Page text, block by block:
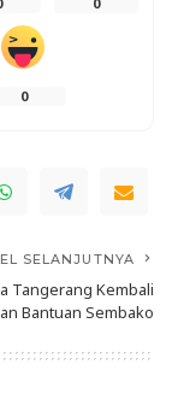
0
SELANJUTNYA
Tangerang Kembali
Bantuan Sembako